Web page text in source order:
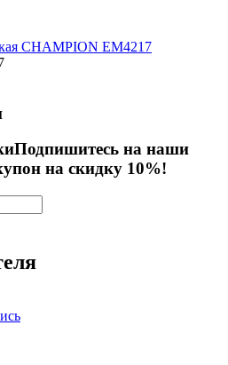
CHAMPION EM4217
Подпишитесь на наши
на скидку 10%!